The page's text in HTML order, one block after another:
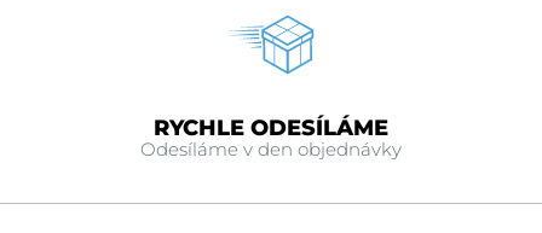
RYCHLE ODESÍLÁME
Odesíláme v den objednávky